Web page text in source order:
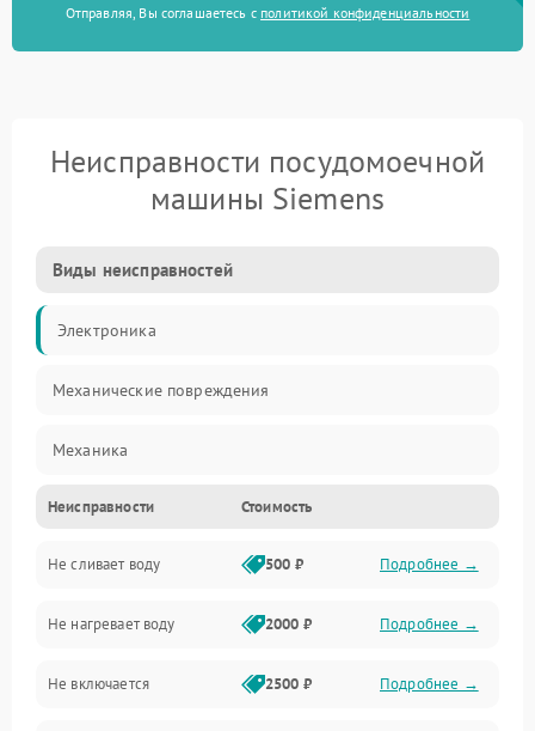
Отправляя, Вы соглашаетесь с политикой конфиденциальности
Неисправности посудомоечной
машины Siemens
Виды неисправностей
Электроника
Механические повреждения
Механика
Управление
Электропитание
Датчики
Нагрев
Неисправности Стоимость
Не сливает воду 500 ₽ Подробнее →
Не нагревает воду 2000 ₽ Подробнее →
Не включается 2500 ₽ Подробнее →